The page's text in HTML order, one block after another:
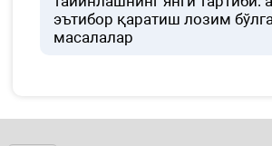
эътибор қаратиш лозим
масалалар